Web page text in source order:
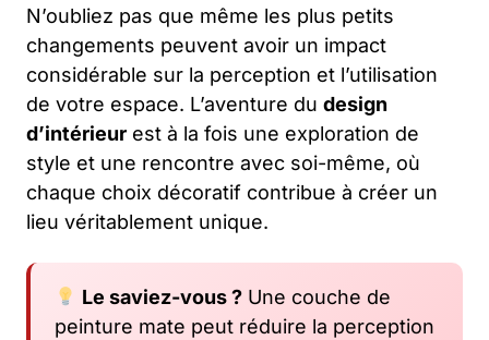
N’oubliez pas que même les plus petits
changements peuvent avoir un impact
considérable sur la perception et l’utilisation
de votre espace. L’aventure du design
d’intérieur est à la fois une exploration de
style et une rencontre avec soi-même, où
chaque choix décoratif contribue à créer un
lieu véritablement unique.
Le saviez-vous ?Une couche de
peinture mate peut réduire la perception